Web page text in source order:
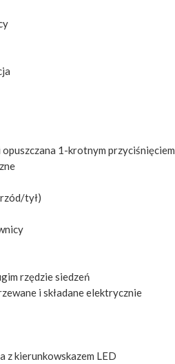
1-krotnym przyciśnięciem
tył)
rzędzie siedzeń
i składane elektrycznie
z kierunkowskazem LED